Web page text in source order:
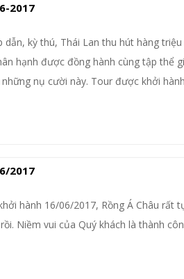
2017
kỳ thú, Thái Lan thu hút hàng triệu
hạnh được đồng hành cùng tập thể
nụ cười này. Tour được khởi
2017
hành 16/06/2017, Rồng Á Châu rất
Niềm vui của Quý khách là thành